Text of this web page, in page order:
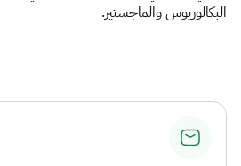
البكالوريوس والماجستير.